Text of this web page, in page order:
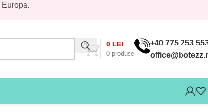
0 produse
0 LEI
+40 775 253